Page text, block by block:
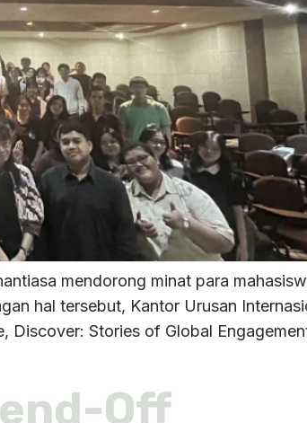
mendorong minat para
hal tersebut, Kantor Urusan
Discover: Stories of Global
Off